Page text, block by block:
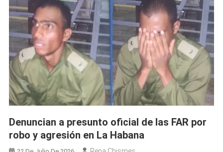
Fallecido
Denuncian a presunto oficial de las FAR por
robo y agresión en La Habana